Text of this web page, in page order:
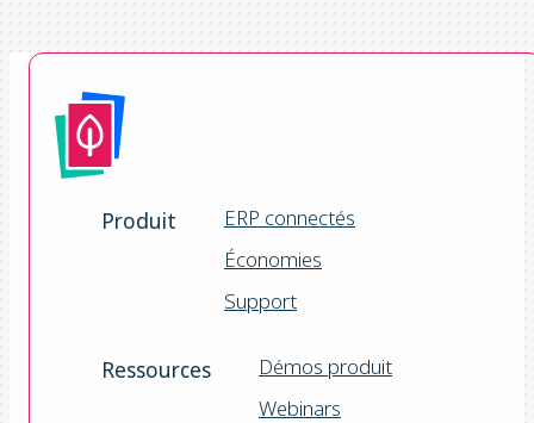
Produit
ERP connectés
Économies
Support
Ressources
Démos produit
Webinars